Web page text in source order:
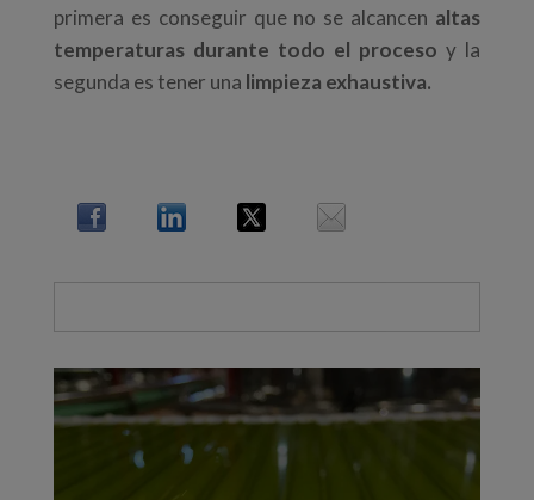
primera es conseguir que no se alcancen altas
temperaturas durante todo el proceso y la
segunda es tener una limpieza exhaustiva.